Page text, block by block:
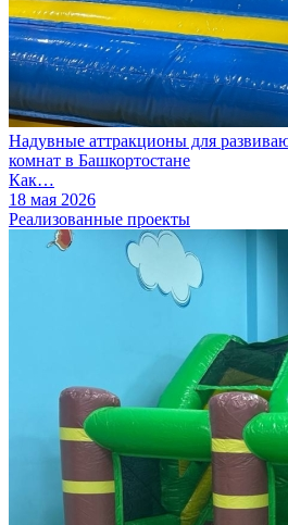
Надувные аттракционы для
комнат в Башкортостане
Как…
18 мая 2026
Реализованные проекты